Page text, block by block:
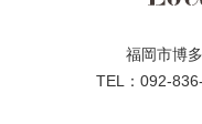
福岡市博
TEL：092-